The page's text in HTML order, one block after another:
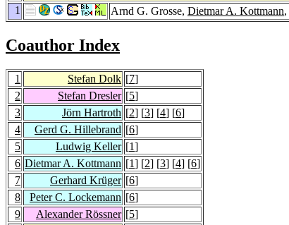
1
Arnd G. Grosse, Dietmar A. Kottmann,
Coauthor Index
1 Stefan Dolk [7]
2
Stefan Dresler [5]
3
Jörn Hartroth [2] [3] [4] [6]
4
Gerd G. Hillebrand [6]
5
Ludwig Keller [1]
6 Dietmar A. Kottmann [1] [2] [3] [4] [6]
7
Gerhard Krüger [6]
8
Peter C. Lockemann [6]
9
Alexander Rössner [5]